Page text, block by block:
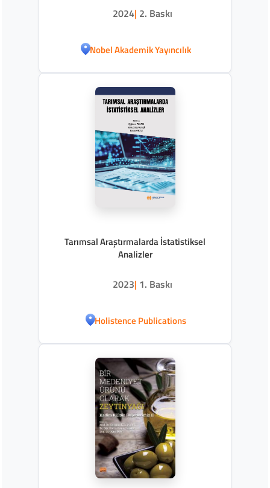
2024| 2. Baskı
Nobel Akademik Yayıncılık
Tarımsal Araştırmalarda İstatistiksel
Analizler
2023| 1. Baskı
Holistence Publications